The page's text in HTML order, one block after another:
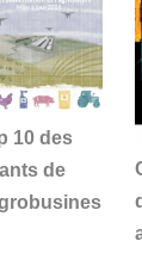
10 des
de